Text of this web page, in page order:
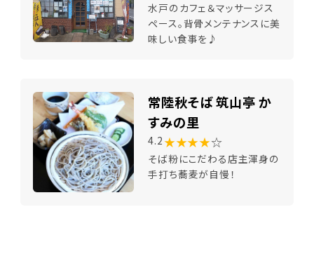
水戸のカフェ＆マッサージス
ペース。背骨メンテナンスに美
味しい食事を♪
常陸秋そば 筑山亭 か
すみの里
4.2 ★★★★☆
そば粉にこだわる店主渾身の
手打ち蕎麦が自慢！